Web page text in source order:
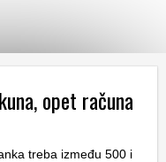
opet računa
treba između 500 i